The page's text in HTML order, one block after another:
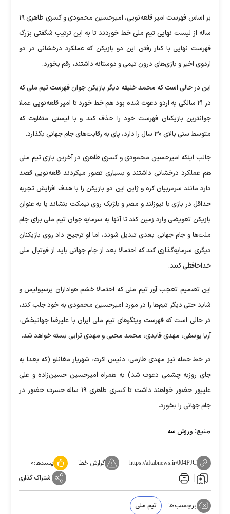
بر اساس فهرست امیر قلعه‌نویی، امیرحسین محمودی و کسری طاهری ۱۹
ساله از لیست نهایی تیم ملی خط خوردند تا به این ترتیب شگفتی بزرگ
فهرست نهایی با کنار رفتن این دو بازیکن که عملکرد درخشانی در دو
اردوی اخیر و بازی‌های درون تیمی و دوستانه داشتند، رقم بخورد.
این در حالی است که محمد خلیفه دیگر بازیکن جوان فهرست تیم ملی که
در ۲۱ سالگی به اردو دعوت شده بود هم خط خورد تا امیر قلعه‌نویی عملا
جوانترین بازیکنان فهرست خود را حذف کند و با لیستی متفاوت که
متوسط سنی بالای ۳۰ سال را دارد، پای به رقابت‌های جام جهانی بگذارد.
جالب اینکه امیرحسین محمودی و کسری طاهری در آخرین بازی تیم ملی
هم عملکرد درخشانی داشتند و بسیاری تصور میکردند قلعه‌نویی قصد
دارد مانند سرمربیان کره و ژاپن این دو بازیکن را با هدف افزایش تجربه
حداقل در بازی با نیوزلند و مصر و بلژیک روی نیمکت بنشاند یا به عنوان
بازیکن تعویضی وارد زمین کند تا آنها به سرمایه جوان تیم ملی برای جام
ملت‌ها و جام جهانی بعدی تبدیل شوند، اما او ترجیح داد روی بازیکنان
دیگری سرمایه‌گذاری کند که احتمالا بعد از جام جهانی باید از فوتبال ملی
خداحافظی کنند.
این تصمیم تعجب آور تیم ملی که احتمالا خشم هواداران پرسپولیس و
شاید حتی دیگر تیم‌ها را در مورد امیرحسین محمودی به خود جلب کند،
در حالی است که فهرست وینگر‌های تیم ملی ایران با علیرضا جهانبخش،
آریا یوسفی، مهدی قایدی، محمد محبی و مهدی ترابی بسته خواهد شد.
در خط حمله نیز مهدی طارمی، دنیس اکرت، شهریار مغانلو (که بعدا به
جای روزبه چشمی دعوت شد) به همراه امیرحسین حسین‌زاده و علی
علیپور حضور خواهند داشت تا کسری طاهری ۱۹ ساله حسرت حضور در
جام جهانی را بخورد.
منبع: ورزش سه
https://aftabnews.ir/004PJC گزارش خطا پسندها:۰
اشتراک گذاری
برچسب‌ها: تیم ملی